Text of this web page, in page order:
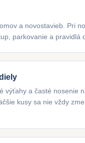
a novostavieb. Pri
parkovanie a pravidlá
výťahy a časté nosenie
kusy sa nie vždy